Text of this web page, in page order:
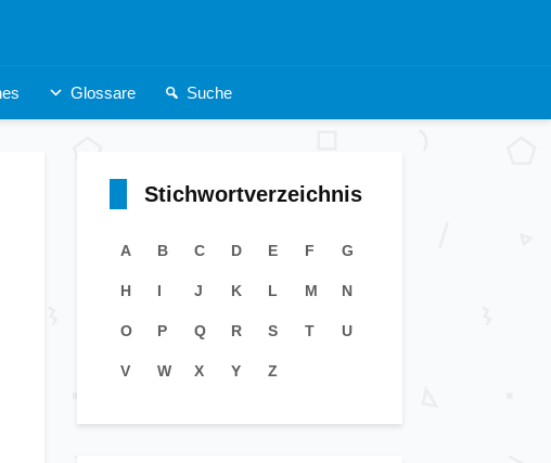
Glossare Suche
Stichwortverzeichnis
A B C D E F G
H I J K L M N
O P Q R S T U
V W X Y Z